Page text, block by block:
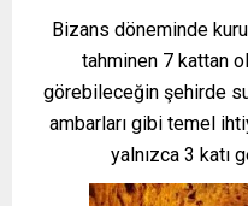
Bizans döneminde
tahminen 7 kattan
görebileceğin şehirde
ambarları gibi temel
yalnızca 3 katı